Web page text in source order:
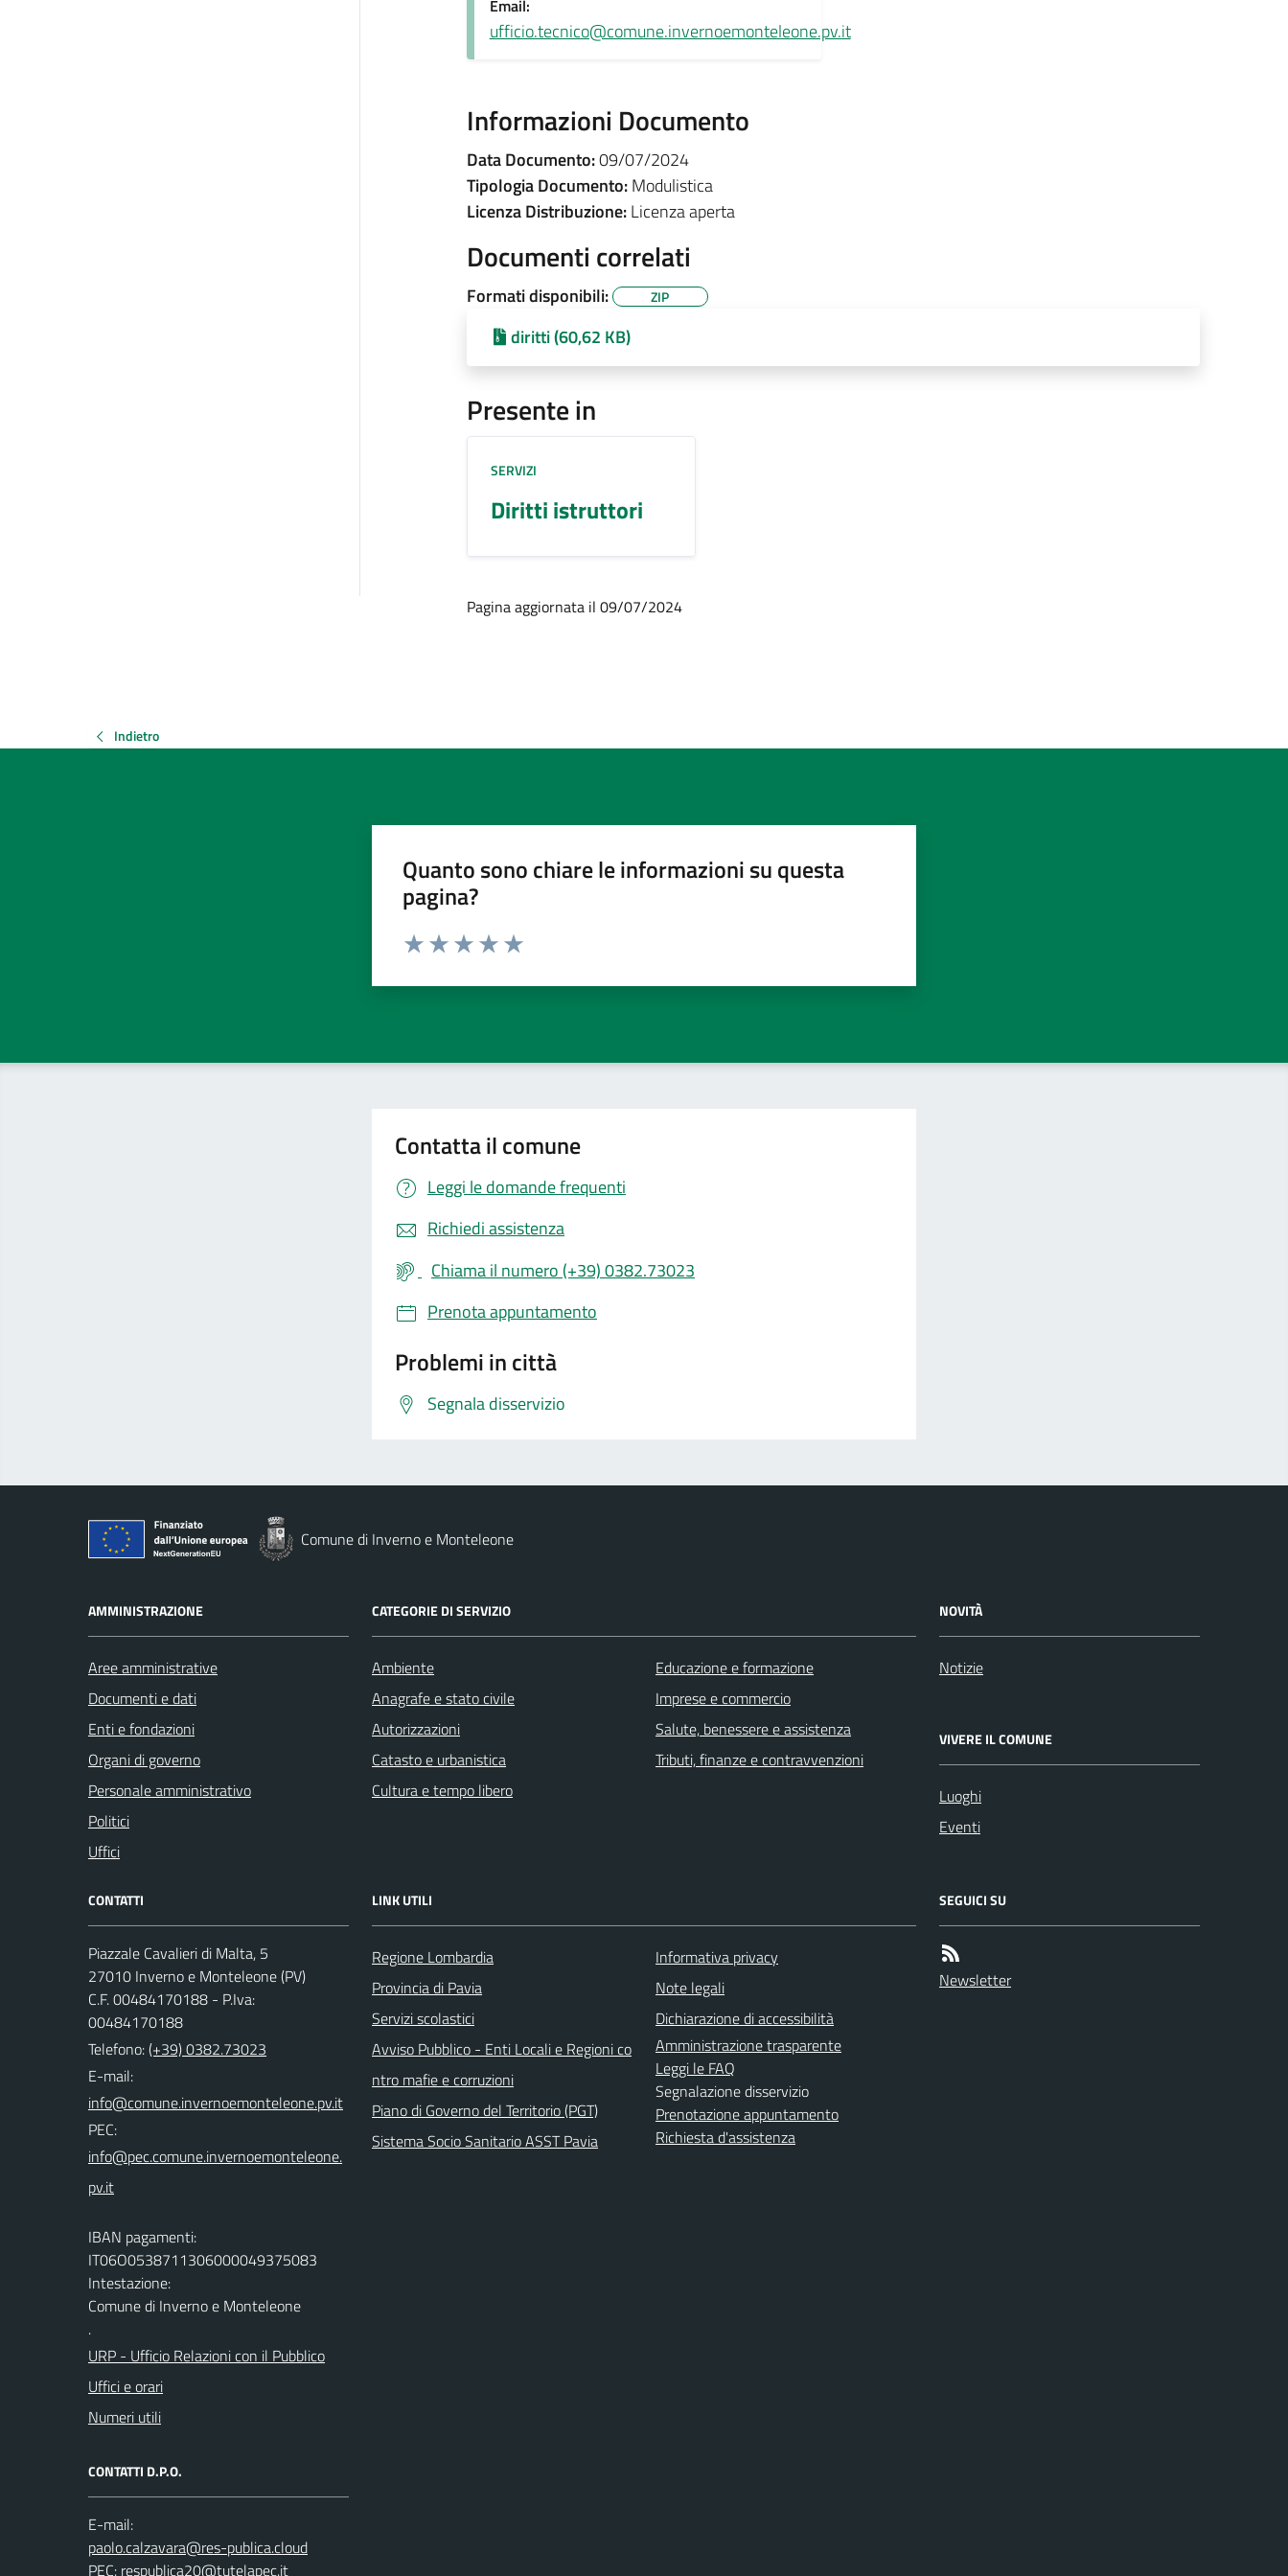
Email:
ufficio.tecnico@comune.invernoemonteleone.pv.it
Informazioni Documento
Data Documento:09/07/2024
Tipologia Documento:Modulistica
Licenza Distribuzione:Licenza aperta
Documenti correlati
Formati disponibili: ZIP
diritti (60,62 KB)
Presente in
SERVIZI
Diritti istruttori
Pagina aggiornata il 09/07/2024
Indietro
Quanto sono chiare le informazioni su questa
pagina?
Valuta da 1 a 5 stelle la pagina
Contatta il comune
Leggi le domande frequenti
Richiedi assistenza
Chiama il numero (+39) 0382.73023
Prenota appuntamento
Problemi in città
Segnala disservizio
Comune di Inverno e Monteleone
AMMINISTRAZIONE
Aree amministrative
Documenti e dati
Enti e fondazioni
Organi di governo
Personale amministrativo
Politici
Uffici
CATEGORIE DI SERVIZIO
Ambiente
Anagrafe e stato civile
Autorizzazioni
Catasto e urbanistica
Cultura e tempo libero
Educazione e formazione
Imprese e commercio
Salute, benessere e assistenza
Tributi, finanze e contravvenzioni
NOVITÀ
Notizie
VIVERE IL COMUNE
Luoghi
Eventi
CONTATTI
Piazzale Cavalieri di Malta, 5
27010 Inverno e Monteleone (PV)
C.F. 00484170188 - P.Iva:
00484170188
Telefono:(+39) 0382.73023
E-mail:
PEC:
IBAN pagamenti:
IT06O0538711306000049375083
Intestazione:
Comune di Inverno e Monteleone
.
URP - Ufficio Relazioni con il Pubblico
Uffici e orari
Numeri utili
CONTATTI D.P.O.
E-mail:
PEC:
LINK UTILI
Regione Lombardia
Provincia di Pavia
Servizi scolastici
Avviso Pubblico - Enti Locali e Regioni co
ntro mafie e corruzioni
Piano di Governo del Territorio (PGT)
Sistema Socio Sanitario ASST Pavia
Informativa privacy
Note legali
Dichiarazione di accessibilità
Amministrazione trasparente
Leggi le FAQ
Segnalazione disservizio
Prenotazione appuntamento
Richiesta d'assistenza
SEGUICI SU
Newsletter